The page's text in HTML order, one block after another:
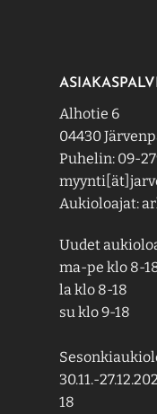
Alhotie 6
04430
Puhelin: 09-
Aukioloajat:
Uudet
ma-pe klo 8-
la klo 8-18
su klo 9-18
30.11.-
18